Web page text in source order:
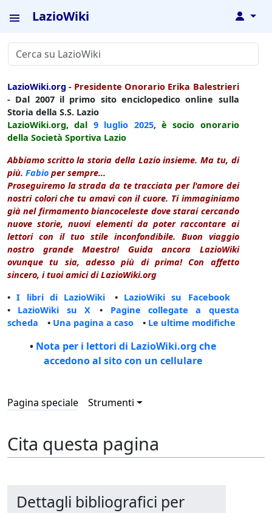
LazioWiki ↓
LazioWiki.org - Presidente Onorario Erika Balestrieri
- Dal 2007 il primo sito enciclopedico online sulla
Storia della S.S. Lazio
LazioWiki.org, dal 9 luglio 2025, è socio onorario
della Società Sportiva Lazio
Abbiamo scritto la storia della Lazio insieme. Ma tu, di
più. Fabio per sempre...
Proseguiremo la strada da te tracciata per l'amore dei
nostri colori che tu amavi con il cuore. Ti immaginiamo
già nel firmamento biancoceleste dove starai cercando
nuove storie, nuovi elementi da poter raccontare ai
lettori con il tuo stile inconfondibile. Buon viaggio
nostro grande Maestro! Guida ancora LazioWiki
ovunque tu sia, adesso più di prima! Con affetto
sincero, i tuoi amici di LazioWiki.org
•I libri di LazioWiki • LazioWiki su Facebook
• LazioWiki su X • Pagine collegate a questa
scheda • Una pagina a caso • Le ultime modifiche
• Nota per i lettori di LazioWiki.org che
accedono al sito con un cellulare
Pagina speciale Strumenti
Cita questa pagina
Dettagli bibliografici per